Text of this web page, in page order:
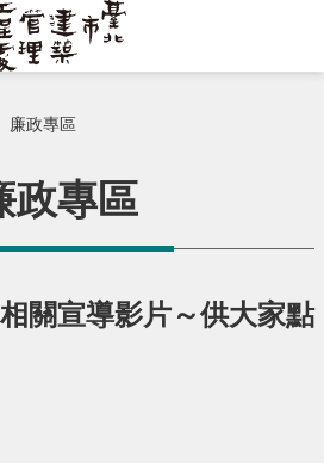
廉政專區
政專區
關宣導影片～供大家點